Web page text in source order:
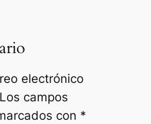
electrónico
Los campos
con *